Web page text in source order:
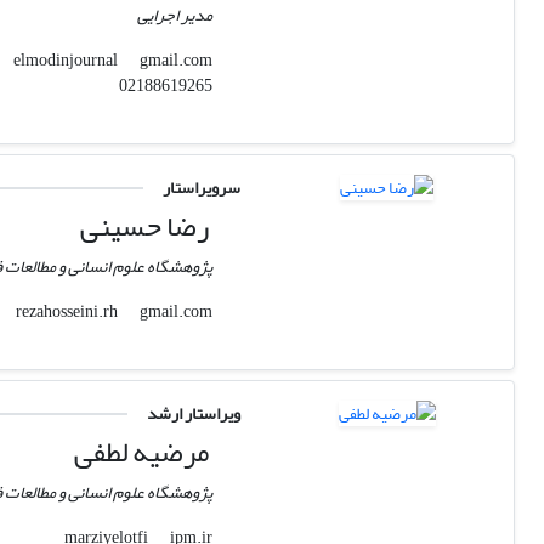
مدیر اجرایی
elmodinjournal
gmail.com
02188619265
سرویراستار
رضا حسینی
پژوهشگاه علوم انسانی و
rezahosseini.rh
gmail.com
ویراستار ارشد
مرضیه لطفی
پژوهشگاه علوم انسانی و